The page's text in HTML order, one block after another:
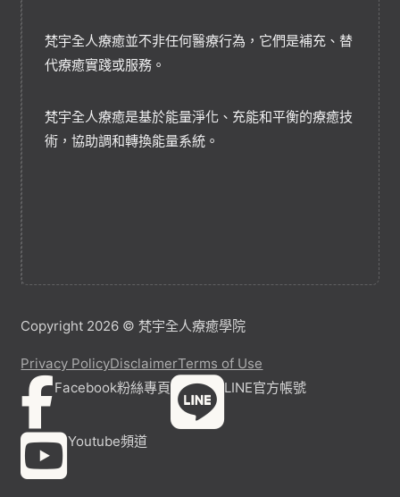
梵宇全人療癒並不非任何醫療行為，它們是補充、替
代療癒實踐或服務。
梵宇全人療癒是基於能量淨化、充能和平衡的療癒技
術，協助調和轉換能量系統。
Copyright 2026 © 梵宇全人療癒學院
Privacy PolicyDisclaimerTerms of Use
Facebook粉絲專頁
LINE官方帳號
Youtube頻道